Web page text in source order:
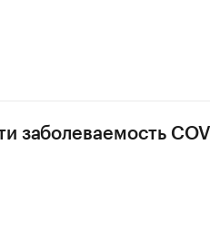
заболеваемость